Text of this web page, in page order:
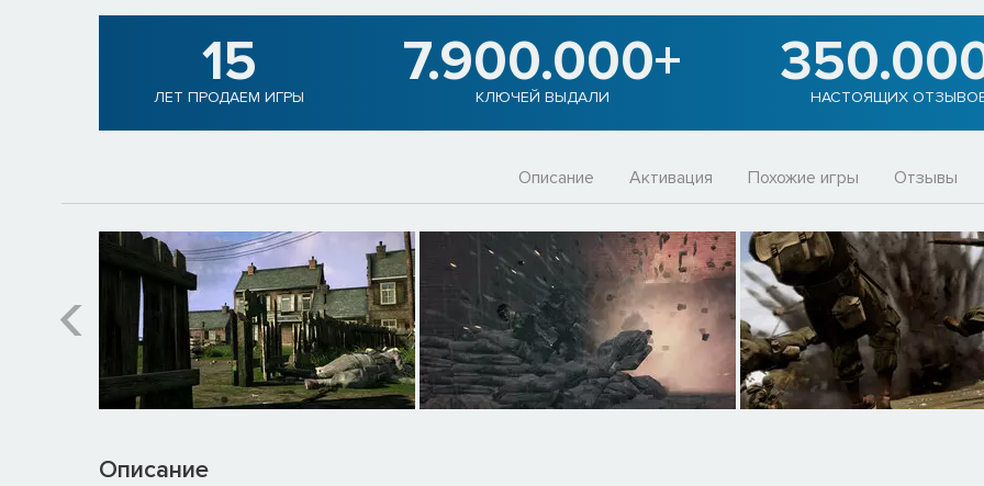
15
ЛЕТ ПРОДАЕМ ИГРЫ
7.900.000+
КЛЮЧЕЙ ВЫДАЛИ НАСТОЯЩИХ
Описание Активация Похожие игры Отзывы
Описание